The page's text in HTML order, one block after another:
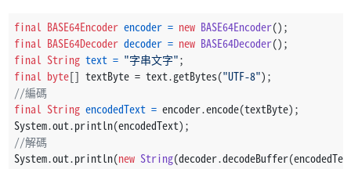
final BASE64Encoder encoder = new BASE64Encoder();
final BASE64Decoder decoder = new BASE64Decoder();
final String text = "字串文字";
final byte[] textByte = text.getBytes("UTF-8");
//編碼
final String encodedText = encoder.encode(textByte);
System.out.println(encodedText);
//解碼
System.out.println(new String